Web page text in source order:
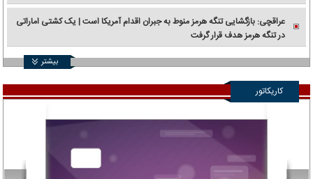
عراقچی: بازگشایی تنگه هرمز منوط به جبران اقدام آمریکا است | یک کشتی اماراتی
در تنگه هرمز هدف قرار گرفت
بیشتر
کاریکاتور